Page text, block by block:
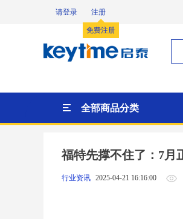
请登录 注册
免费注册
全部商品分类
福特先撑不住了：7月
行业资讯 2025-04-21 16:16:00